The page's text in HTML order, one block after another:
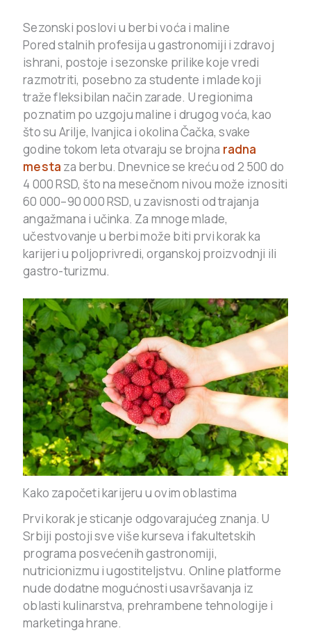
Sezonski poslovi u berbi voća i maline
Pored stalnih profesija u gastronomiji i zdravoj
ishrani, postoje i sezonske prilike koje vredi
razmotriti, posebno za studente i mlade koji
traže fleksibilan način zarade. U regionima
poznatim po uzgoju maline i drugog voća, kao
što su Arilje, Ivanjica i okolina Čačka, svake
godine tokom leta otvaraju se brojna radna
mesta za berbu. Dnevnice se kreću od 2 500 do
4 000 RSD, što na mesečnom nivou može iznositi
60 000–90 000 RSD, u zavisnosti od trajanja
angažmana i učinka. Za mnoge mlade,
učestvovanje u berbi može biti prvi korak ka
karijeri u poljoprivredi, organskoj proizvodnji ili
gastro-turizmu.
Kako započeti karijeru u ovim oblastima
Prvi korak je sticanje odgovarajućeg znanja. U
Srbiji postoji sve više kurseva i fakultetskih
programa posvećenih gastronomiji,
nutricionizmu i ugostiteljstvu. Online platforme
nude dodatne mogućnosti usavršavanja iz
oblasti kulinarstva, prehrambene tehnologije i
marketinga hrane.